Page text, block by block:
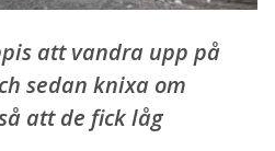
att vandra upp på
sedan knixa om
att de fick låg